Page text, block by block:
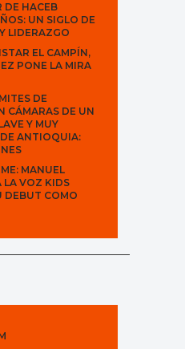
DE HACEB
UN SIGLO DE
LIDERAZGO
EL CAMPÍN,
PONE LA MIRA
DE
CÁMARAS DE UN
Y MUY
ANTIOQUIA:
MANUEL
LA VOZ KIDS
DEBUT COMO